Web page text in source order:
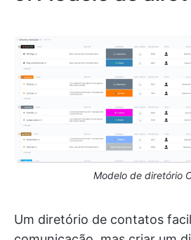
Modelo de diretório
Um diretório de contatos